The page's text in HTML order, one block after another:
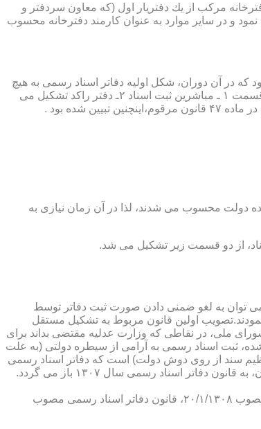
دفترخانه مركب از یك دفتریار اول (كه معاون سردفتر و
نمود و در سایر موارد به عنوان كارمند دفترخانه محسوب
ثبت اسناد مصوب سال ۱۲۹۰ شمسی بازمی گردد.باید یادآوری نمود كه در آن دوران، شكل اولیه دفاتر اسناد رسمی به هیچ
عنوان جنبه استقلالی نداشته است. مطابق قانون یاد شده، به منظور رسمیت دادن به اسناد قاطبه مردم، دوایر ثبت اسناد به عنوان نهادی دولتی، از دو قسمت ۱ ـ مباشرین ثبت اسناد ۲ـ دفتر راكد تشكیل می
شده بود .
دولت محسوب می شدند، لذا در آن زمان نیازی به
عمده ترین تغییرات آن می توان به لغو ضمنی دادن صورت ثبت دفاتر توسط
اولین قانون مربوط به تشكیل مستقل
۱ قانون تشكیل دفاتر اسناد رسمی مصوب ۱۳/۱۱/۱۳۰۷ كمیسیون عدلیه مجلس شورای ملی، در نقاطی كه وزارت عدلیه مقتضی بداند برای
ثبت اسناد رسمی به آرامی از سیطره دولتی (به علت
سند از روی دوش دولت) است كه دفاتر اسناد رسمی
شكل می گیرد، علی رغم اینكه صلاحیت دفاتر در آن زمان محلی بوده است. به عبارت دیگر اولین اقدام مربوط به خصوصی سازی تنظیم اسناد مراجعان، به قانون دفاتر اسناد رسمی سال ۱۳۰۷ باز می گردد.
در آن زمان، هر دفتر اسناد رسمی مركب از یك نفر صاحب دفتر و لااقل یك نفر نماینده اداره ثبت اسناد بوده است. با تصویب قانون ثبت اسناد و املاك مصوب ۲۰/۱/۱۳۰۸، قانون دفاتر اسناد رسمی مصوب